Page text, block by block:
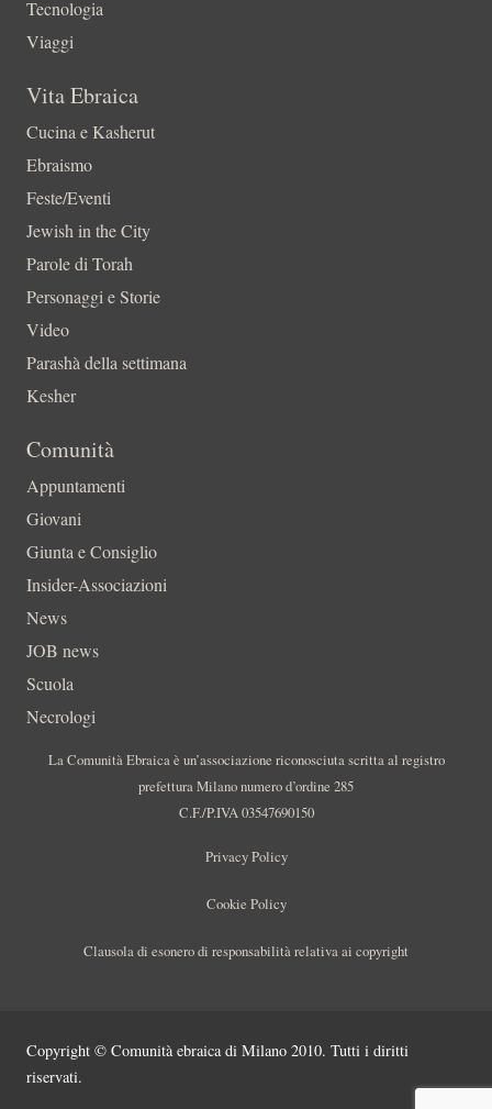
Tecnologia
Viaggi
Vita Ebraica
Cucina e Kasherut
Ebraismo
Feste/Eventi
Jewish in the City
Parole di Torah
Personaggi e Storie
Video
Parashà della settimana
Kesher
Comunità
Appuntamenti
Giovani
Giunta e Consiglio
Insider-Associazioni
News
JOB news
Scuola
Necrologi
La Comunità Ebraica è un’associazione riconosciuta scritta al registro
prefettura Milano numero d’ordine 285
C.F./P.IVA 03547690150
Privacy Policy
Cookie Policy
Clausola di esonero di responsabilità relativa ai copyright
Copyright © Comunità ebraica di Milano 2010. Tutti i diritti
riservati.